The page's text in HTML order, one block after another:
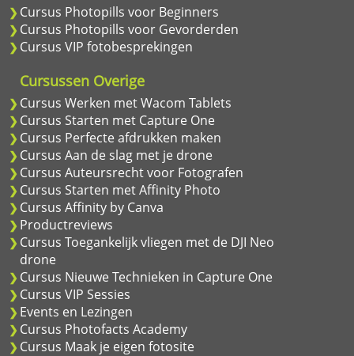
Cursus Photopills voor Beginners
Cursus Photopills voor Gevorderden
Cursus VIP fotobesprekingen
Cursussen Overige
Cursus Werken met Wacom Tablets
Cursus Starten met Capture One
Cursus Perfecte afdrukken maken
Cursus Aan de slag met je drone
Cursus Auteursrecht voor Fotografen
Cursus Starten met Affinity Photo
Cursus Affinity by Canva
Productreviews
Cursus Toegankelijk vliegen met de DJI Neo
drone
Cursus Nieuwe Technieken in Capture One
Cursus VIP Sessies
Events en Lezingen
Cursus Photofacts Academy
Cursus Maak je eigen fotosite